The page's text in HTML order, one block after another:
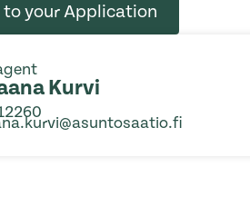
to your Application
Kurvi